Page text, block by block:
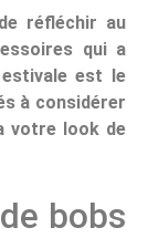
réfléchir au
qui a
est le
à considérer
votre look de
bobs